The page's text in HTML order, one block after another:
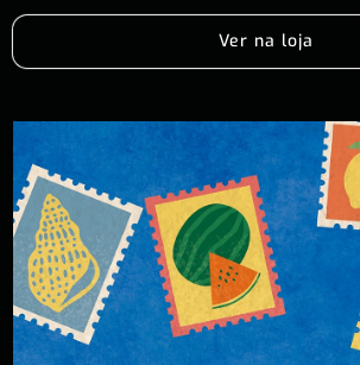
Ver na loja